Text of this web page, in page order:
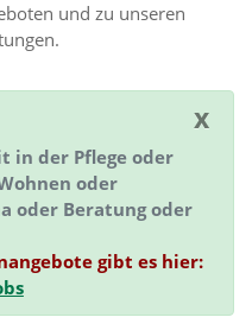
und zu unseren
x
in der Pflege oder
oder
oder Beratung oder
gibt es hier: